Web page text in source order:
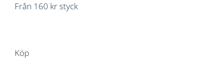
Från 160 kr styck
Köp